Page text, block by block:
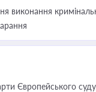
виконання
Європейського